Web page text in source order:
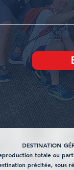
DESTINATION
totale ou
précitée, sous